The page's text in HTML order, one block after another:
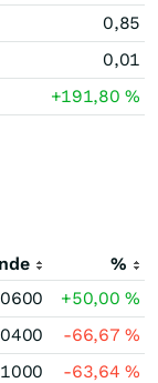
0,85
0,01
+191,80%
%
+50,00%
-66,67%
-63,64%